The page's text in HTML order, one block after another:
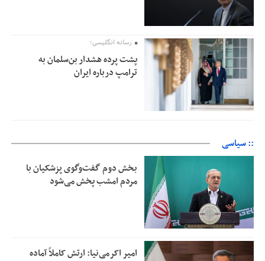
رسانه انگلیسی؛
پشت پرده هشدار بن‌سلمان به
ترامپ درباره ایران
:: سیاسی
بخش دوم گفت‌وگوی پزشکیان با
مردم امشب پخش می‌شود
امیر اکرمی‌نیا: ارتش کاملاً آماده